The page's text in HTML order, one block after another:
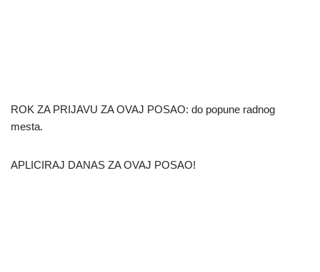
ROK ZA PRIJAVU ZA OVAJ POSAO: do popune radnog
mesta.
APLICIRAJ DANAS ZA OVAJ POSAO!